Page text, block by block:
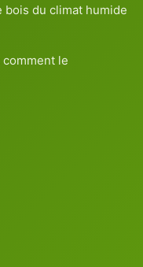
du climat humide
comment le